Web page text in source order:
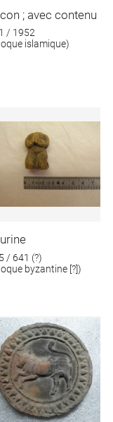
; avec contenu
/ 1952
islamique)
/ 641 (?)
byzantine [?])